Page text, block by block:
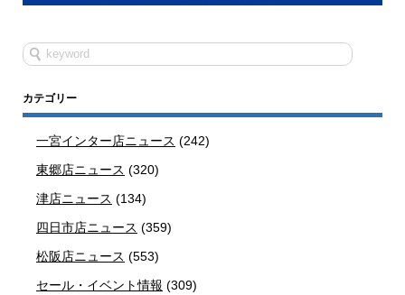
カテゴリー
一宮インター店ニュース (242)
東郷店ニュース (320)
津店ニュース (134)
四日市店ニュース (359)
松阪店ニュース (553)
セール・イベント情報 (309)